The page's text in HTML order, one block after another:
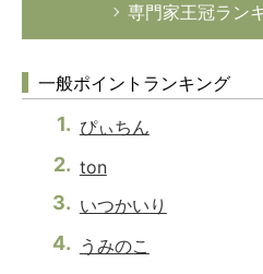
専門家王冠ラン
一般ポイントランキング
ぴぃちん
ton
いつかいり
うみのこ